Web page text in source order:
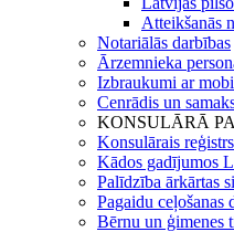
Atteikšanās
Notariālās darbības
Ārzemnieka
Izbraukumi ar
Cenrādis un
KONSULĀRĀ
Konsulārais
Kādos gadījumos
Palīdzība ārkārtas
Pagaidu ceļošanas
Bērnu un ģimenes